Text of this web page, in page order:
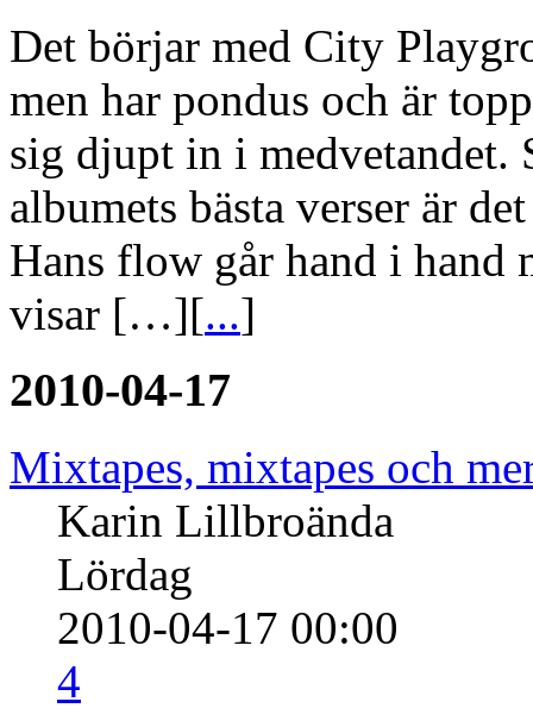
Det börjar med City
men har pondus och är
sig djupt in i
albumets bästa verser är
Hans flow går hand i hand
visar […][...]
2010-04-17
Mixtapes, mixtapes och
Karin Lillbroända
Lördag
2010-04-17 00:00
4